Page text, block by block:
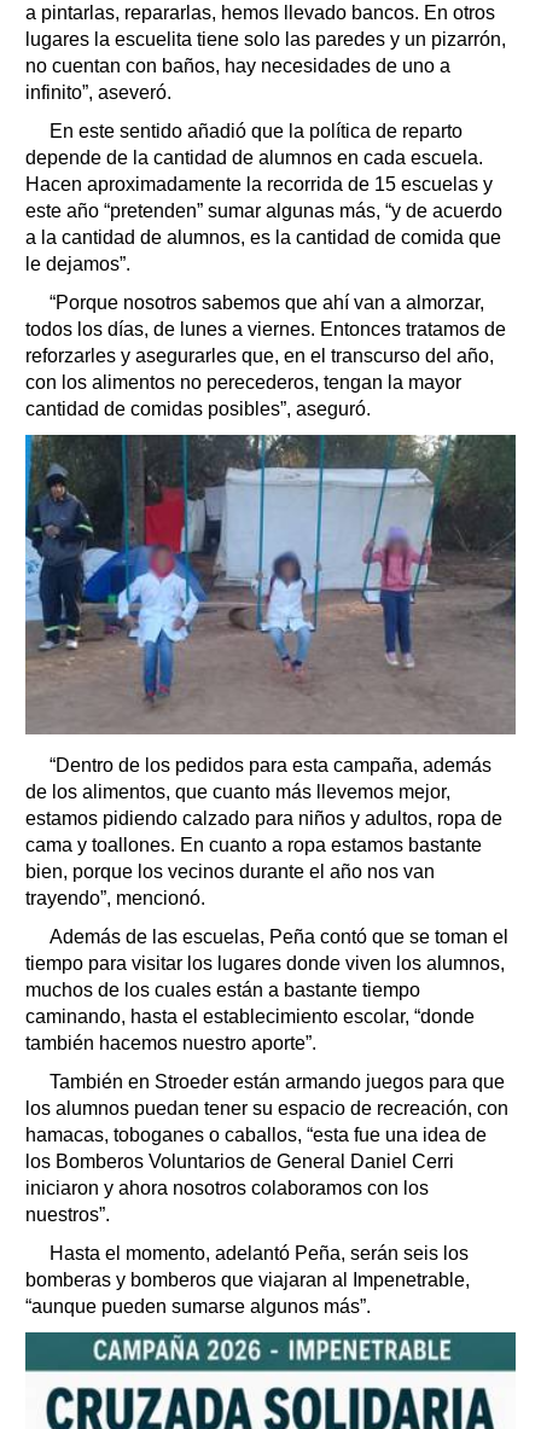
a pintarlas, repararlas, hemos llevado bancos. En otros
lugares la escuelita tiene solo las paredes y un pizarrón,
no cuentan con baños, hay necesidades de uno a
infinito”, aseveró.
En este sentido añadió que la política de reparto
depende de la cantidad de alumnos en cada escuela.
Hacen aproximadamente la recorrida de 15 escuelas y
este año “pretenden” sumar algunas más, “y de acuerdo
a la cantidad de alumnos, es la cantidad de comida que
le dejamos”.
“Porque nosotros sabemos que ahí van a almorzar,
todos los días, de lunes a viernes. Entonces tratamos de
reforzarles y asegurarles que, en el transcurso del año,
con los alimentos no perecederos, tengan la mayor
cantidad de comidas posibles”, aseguró.
“Dentro de los pedidos para esta campaña, además
de los alimentos, que cuanto más llevemos mejor,
estamos pidiendo calzado para niños y adultos, ropa de
cama y toallones. En cuanto a ropa estamos bastante
bien, porque los vecinos durante el año nos van
trayendo”, mencionó.
Además de las escuelas, Peña contó que se toman el
tiempo para visitar los lugares donde viven los alumnos,
muchos de los cuales están a bastante tiempo
caminando, hasta el establecimiento escolar, “donde
también hacemos nuestro aporte”.
También en Stroeder están armando juegos para que
los alumnos puedan tener su espacio de recreación, con
hamacas, toboganes o caballos, “esta fue una idea de
los Bomberos Voluntarios de General Daniel Cerri
iniciaron y ahora nosotros colaboramos con los
nuestros”.
Hasta el momento, adelantó Peña, serán seis los
bomberas y bomberos que viajaran al Impenetrable,
“aunque pueden sumarse algunos más”.